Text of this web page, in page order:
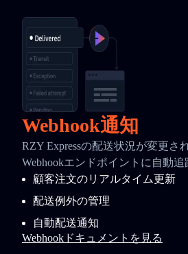
Webhook通知
RZY Expressの配送状況が変更さ
Webhookエンドポイントに自動
顧客注文のリアルタイム更新
配送例外の管理
自動配送通知
Webhookドキュメントを見る